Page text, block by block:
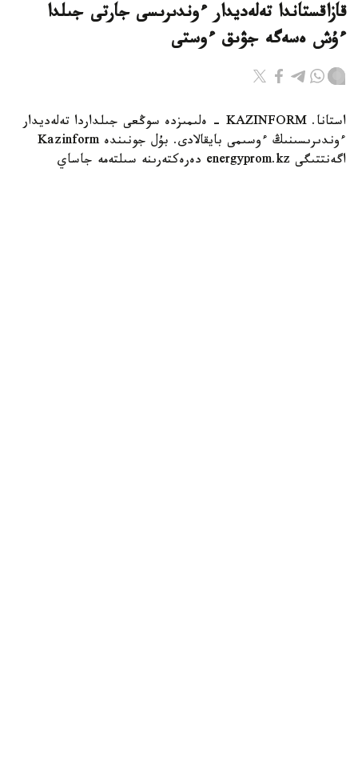
قازاقستاندا تەلەديدار ءوندىرىسى جارتى جىلدا
ءۇش ەسەگە جۋىق ءوستى
استانا. KAZINFORM - ەلىمىزدە سوڭعى جىلداردا تەلەديدار
ءوندىرىسىنىڭ ءوسىمى بايقالادى. بۇل جونىندە Kazinform
اگەنتتىگى energyprom.kz دەرەكتەرىنە سىلتەمە جاساي